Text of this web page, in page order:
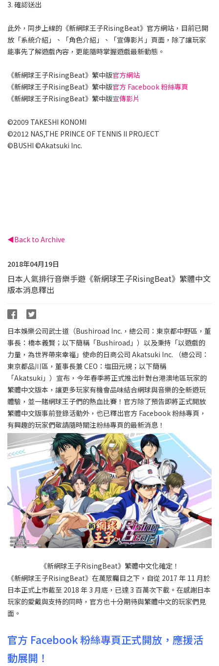
3. 確認送出
此外，同步上線的《新網球王子RisingBeat》官方網站，目前已開
放「系統介紹」、「角色介紹」、「宣傳影片」頁面，除了讓玩家
能事先了解遊戲內容，更能隨時掌握遊戲最新動態。
《新網球王子RisingBeat》繁中版官方網站
《新網球王子RisingBeat》繁中版官方 Facebook 粉絲專頁
《新網球王子RisingBeat》繁中版宣傳影片
©2009 TAKESHI KONOMI
©2012 NAS,THE PRINCE OF TENNIS II PROJECT
©BUSHI ©Akatsuki Inc.
Back to Archive
2018年04月19日
日本人氣排行音樂手遊《新網球王子RisingBeat》繁體中文
版本消息釋出
日本娛樂公司武士道（Bushiroad Inc.，總公司：東京都中野區，董
事長：橋本義賢；以下簡稱「Bushiroad」）以及秉持「以遊戲的
力量，為世界帶來幸福」使命的日商公司 Akatsuki Inc. （總公司：
東京都品川區，董事長兼 CEO：塩田元規；以下簡稱
「Akatsuki」）宣布，今年春季將正式推出針對台港澳地區玩家的
繁體中文版本，讓更多玩家有機會品味結合網球與音樂的全新遊玩
體驗，並一賭網球王子們的熱血比賽！官方除了預告即將正式開放
繁體中文版事前登錄活動外，也已釋出官方 Facebook 粉絲專頁，
有興趣的玩家們敬請隨時關注粉絲專頁的最新消息！
《新網球王子RisingBeat》繁體中文化確定！
《新網球王子RisingBeat》在萬眾矚目之下，自從 2017 年 11 月於
日本正式上市截至 2018 年 3 月底，已達 3 百萬次下載。在感謝日本
玩家的愛戴與支持的同時，官方也十分期待與繁體中文的玩家們見
面。
官方 Facebook 粉絲專頁正式開放，應援活
動展開！